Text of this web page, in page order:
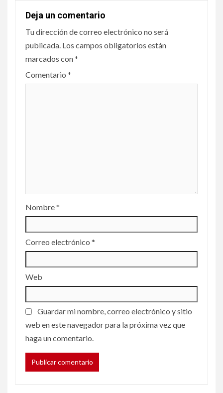
Deja un comentario
Tu dirección de correo electrónico no será
publicada. Los campos obligatorios están
marcados con*
Comentario *
Nombre*
Correo electrónico *
Web
Guardar mi nombre, correo electrónico y sitio
web en este navegador para la próxima vez que
haga un comentario.